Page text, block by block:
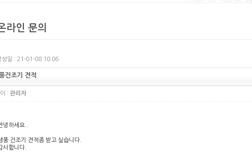
라인 문의
성일 : 21-01-08 10:06
건조기 견적
: 관리자
녕하세요..
풍 건조기 견적좀 받고 싶습니다.
사합니다.